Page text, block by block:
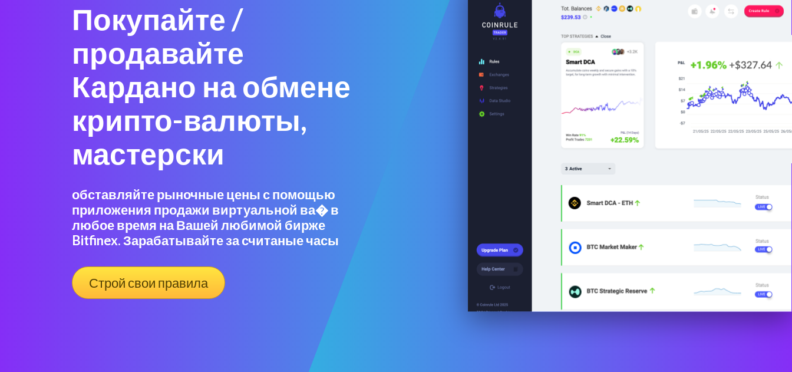
Покупайте /
продавайте
Кардано на обмене
крипто-валюты,
мастерски
обставляйте рыночные цены с помощью
приложения продажи виртуальной ва� в
любое время на Вашей любимой бирже
Bitfinex. Зарабатывайте за считаные часы
Строй свои правила